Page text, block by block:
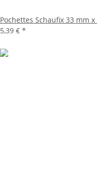
Pochettes Schaufix 33 mm
5,39 € *